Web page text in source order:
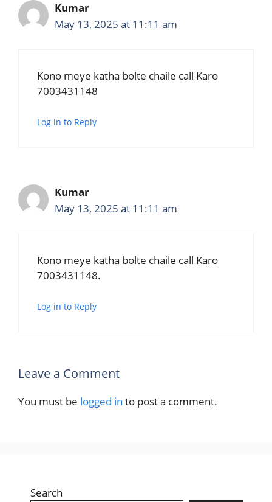
Kumar
May 13, 2025 at 11:11 am
Kono meye katha bolte chaile call Karo
7003431148
Log in to Reply
Kumar
May 13, 2025 at 11:11 am
Kono meye katha bolte chaile call Karo
7003431148.
Log in to Reply
Leave a Comment
You must be logged in to post a comment.
Search